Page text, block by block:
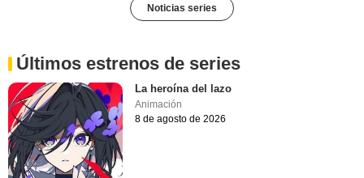
Noticias series
Últimos estrenos de series
La heroína del lazo
Animación
8 de agosto de 2026